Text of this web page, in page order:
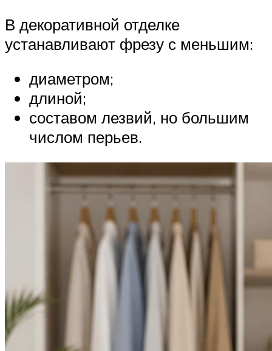
В декоративной отделке
устанавливают фрезу с меньшим:
диаметром;
длиной;
составом лезвий, но большим
числом перьев.